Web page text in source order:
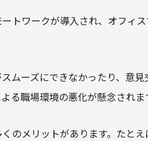
トワークが導入され、オフィ
ムーズにできなかったり、意
る職場環境の悪化が懸念されま
のメリットがあります。たとえ